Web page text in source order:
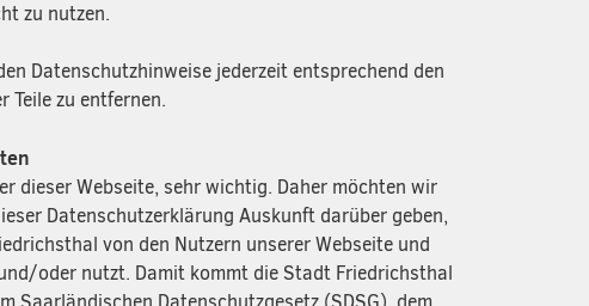
zu nutzen.
Datenschutzhinweise jederzeit entsprechend den
Teile zu entfernen.
dieser Webseite, sehr wichtig. Daher möchten wir
Datenschutzerklärung Auskunft darüber geben,
von den Nutzern unserer Webseite und
oder nutzt. Damit kommt die Stadt Friedrichsthal